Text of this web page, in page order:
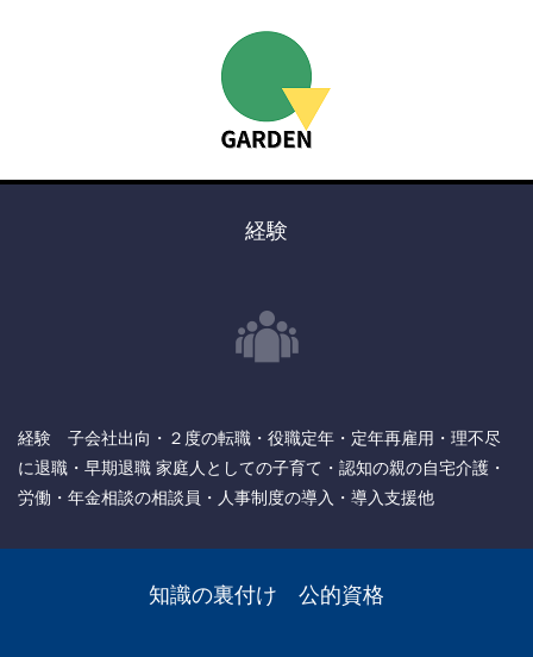
経験
経験 子会社出向・２度の転職・役職定年・定年再雇用・理不尽
に退職・早期退職 家庭人としての子育て・認知の親の自宅介護・
労働・年金相談の相談員・人事制度の導入・導入支援他
知識の裏付け 公的資格